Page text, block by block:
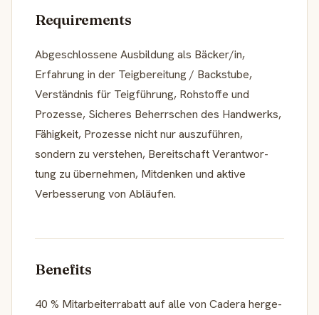
Requirements
Abgeschlos­sene Ausbil­dung als Bäcker/in,
Erfahrung in der Teigbe­rei­tung / Backstube,
Verständnis für Teigfüh­rung, Rohstoffe und
Prozesse, Sicheres Beherr­schen des Handwerks,
Fähigkeit, Prozesse nicht nur auszu­führen,
sondern zu verstehen, Bereitschaft Verant­wor­
tung zu übernehmen, Mitdenken und aktive
Verbes­se­rung von Abläufen.
Benefits
40 % Mitar­beiter­ra­batt auf alle von Cadera herge­